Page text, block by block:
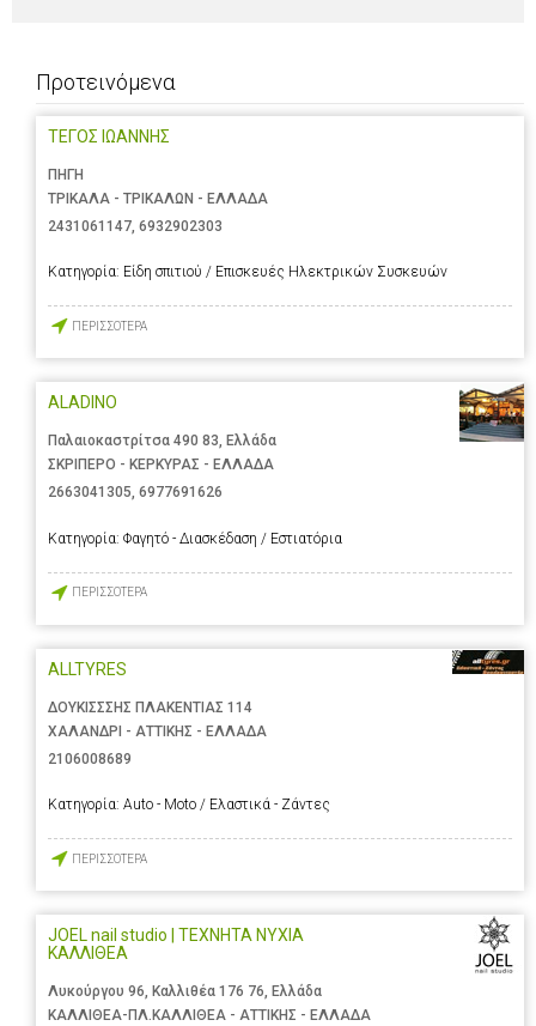
Προτεινόμενα
ΤΕΓΟΣ ΙΩΑΝΝΗΣ
ΠΗΓΗ
ΤΡΙΚΑΛΑ - ΤΡΙΚΑΛΩΝ - ΕΛΛΑΔΑ
2431061147, 6932902303
Κατηγορία: Είδη σπιτιού / Επισκευές Ηλεκτρικών Συσκευών
ΠΕΡΙΣΣΟΤΕΡΑ
ALADINO
Παλαιοκαστρίτσα 490 83, Ελλάδα
ΣΚΡΙΠΕΡΟ - ΚΕΡΚΥΡΑΣ - ΕΛΛΑΔΑ
2663041305, 6977691626
Κατηγορία: Φαγητό - Διασκέδαση / Εστιατόρια
ΠΕΡΙΣΣΟΤΕΡΑ
ALLTYRES
ΔΟΥΚΙΣΣΣΗΣ ΠΛΑΚΕΝΤΙΑΣ 114
ΧΑΛΑΝΔΡΙ - ΑΤΤΙΚΗΣ - ΕΛΛΑΔΑ
2106008689
Κατηγορία: Auto - Moto / Ελαστικά - Ζάντες
ΠΕΡΙΣΣΟΤΕΡΑ
JOEL nail studio | ΤΕΧΝΗΤΑ ΝΥΧΙΑ
ΚΑΛΛΙΘΕΑ
Λυκούργου 96, Καλλιθέα 176 76, Ελλάδα
ΚΑΛΛΙΘΕΑ-ΠΛ.ΚΑΛΛΙΘΕΑ - ΑΤΤΙΚΗΣ - ΕΛΛΑΔΑ